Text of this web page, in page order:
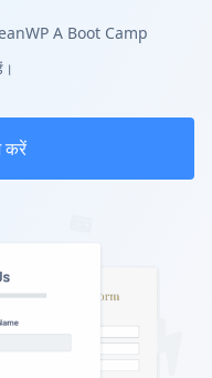
A Boot Camp
करें